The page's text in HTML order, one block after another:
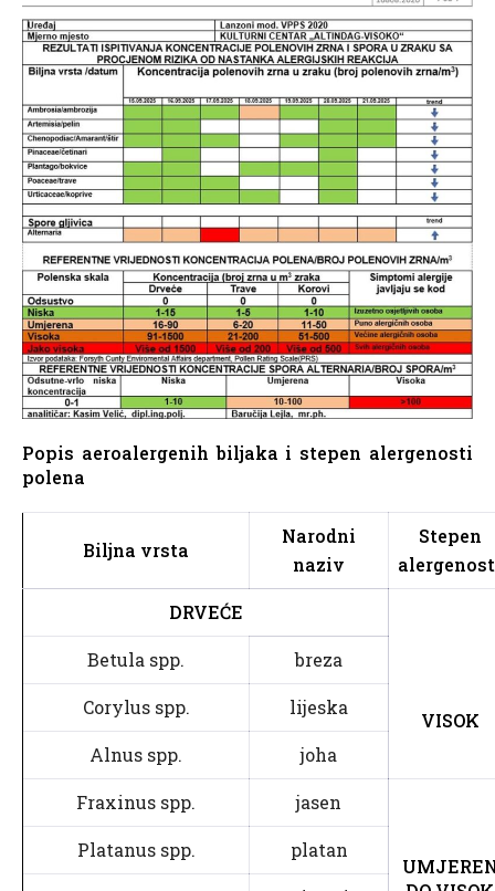
Popis aeroalergenih biljaka i stepen alergenosti
polena
Biljna vrsta
Narodni
naziv
Stepen
DRVEĆE
VISOK
Betula spp. breza
Corylus spp. lijeska
Alnus spp. joha
Fraxinus spp. jasen
Platanus spp. platan